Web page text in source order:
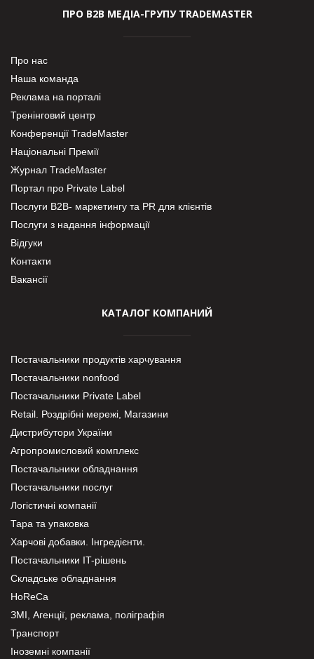
ПРО В2В МЕДІА-ГРУПУ TRADEMASTER
Про нас
Наша команда
Реклама на порталі
Тренінговий центр
Конференції TradeMaster
Національні Премії
Журнал TradeMaster
Портал про Private Label
Послуги В2В- маркетингу та PR для клієнтів
Послуги з надання інформації
Відгуки
Контакти
Вакансії
КАТАЛОГ КОМПАНИЙ
Постачальники продуктів харчування
Постачальники nonfood
Постачальники Private Label
Retail. Роздрібні мережі, Магазини
Дистрибутори України
Агропромисловий комплекс
Постачальники обладнання
Постачальники послуг
Логістичні компанії
Тара та упаковка
Харчові добавки. Інгредієнти.
Постачальники IT-рішень
Складське обладнання
HoReCa
ЗМІ, Агенції, реклама, поліграфія
Транспорт
Іноземні компанії